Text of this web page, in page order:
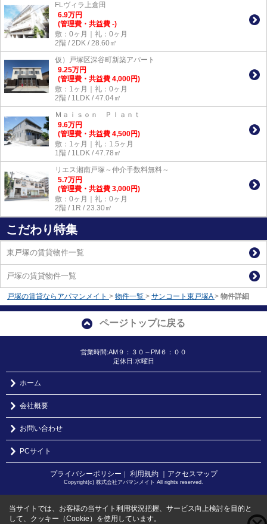
FLヴィラ上倉田
6.9万円
(管理費・共益費 -)
敷：0ヶ月｜礼：0ヶ月
2階 / 2DK / 28.60㎡
仮）戸塚区深谷町新築アパート
9.25万円
(管理費・共益費 4,000円)
敷：1ヶ月｜礼：0ヶ月
2階 / 1LDK / 47.04㎡
Ｍａｉｓｏｎ Ｐｌａｎｔ
9.6万円
(管理費・共益費 4,500円)
敷：1ヶ月｜礼：1.5ヶ月
1階 / 1LDK / 47.78㎡
リエス湘南戸塚～仲介手数料無料～
5.7万円
(管理費・共益費 3,000円)
敷：0ヶ月｜礼：0ヶ月
2階 / 1R / 23.30㎡
こだわり特集
東戸塚の賃貸物件一覧
戸塚の賃貸物件一覧
戸塚の賃貸ならアパマンメイト > 物件一覧 > サンコート東戸塚A > 物件詳細
ページトップに戻る
営業時間:AM９：３０～PM６：００
定休日:水曜日
ホーム
会社概要
お問い合わせ
PCサイト
プライバシーポリシー ｜ 利用規約 ｜アクセスマップ
Copyright(c) 株式会社アパマンメイト All rights reserved.
当サイトでは、お客様の当サイト利用状況把握、サービス向上検討を目的と
して、クッキー（Cookie）を使用しています。